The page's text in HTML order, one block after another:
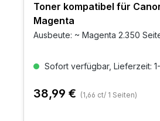
Toner kompatibel für
Magenta
Ausbeute: ~ Magenta 2.350
Sofort verfügbar, Lieferzeit:
38,99 € (1,66 ct/ 1 Seiten)